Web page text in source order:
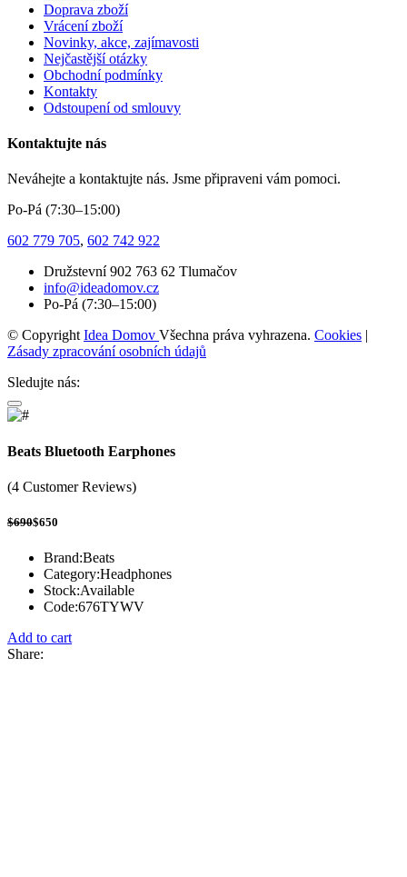
Doprava zboží
Vrácení zboží
Novinky, akce, zajímavosti
Nejčastější otázky
Obchodní podmínky
Kontakty
Odstoupení od smlouvy
Kontaktujte nás
Neváhejte a kontaktujte nás. Jsme připraveni vám pomoci.
Po-Pá (7:30–15:00)
602 779 705, 602 742 922
Družstevní 902 763 62 Tlumačov
info@ideadomov.cz
Po-Pá (7:30–15:00)
© Copyright Idea Domov Všechna práva vyhrazena. Cookies |
Zásady zpracování osobních údajů
Sledujte nás:
Beats Bluetooth Earphones
(4 Customer Reviews)
$690$650
Brand:Beats
Category:Headphones
Stock:Available
Code:676TYWV
Add to cart
Share: